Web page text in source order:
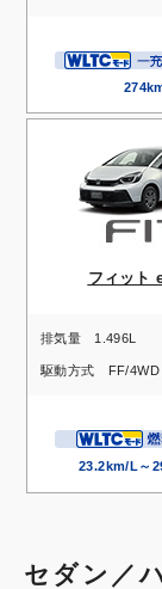
フィット
排気量 1.496L
駆動方式 FF/4WD
23.2km/L～
セダン／